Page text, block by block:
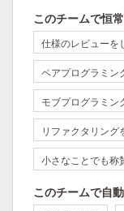
このチームで恒
仕様のレビューを
ペアプログラミン
モブプログラミン
リファクタリング
小さなことでも称
このチームで自